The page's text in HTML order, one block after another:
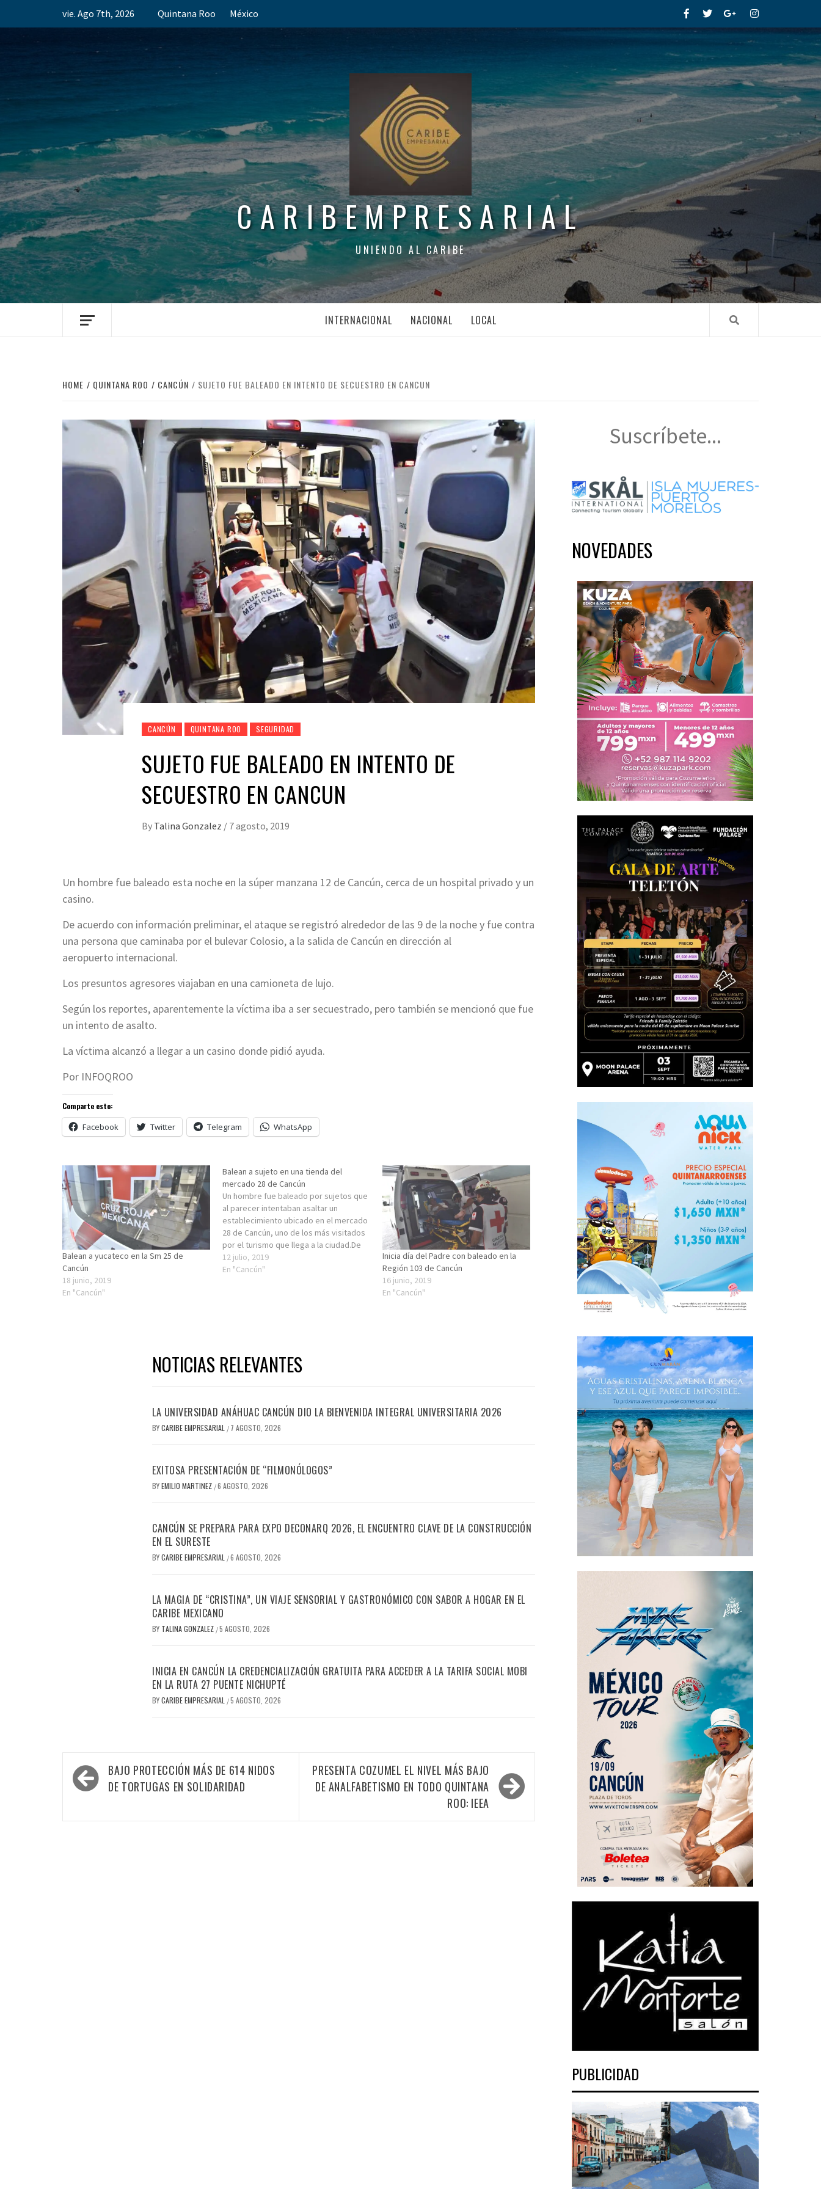
vie. Ago 7th, 2026 Quintana Roo México FacebookTwitterGoogle+Instagram
CARIBEMPRESARIAL
UNIENDO AL CARIBE
INTERNACIONAL NACIONAL LOCAL
HOME QUINTANA ROO CANCÚN SUJETO FUE BALEADO EN INTENTO DE SECUESTRO EN CANCUN
CANCÚN QUINTANA ROO SEGURIDAD
SUJETO FUE BALEADO EN INTENTO DE
SECUESTRO EN CANCUN
By Talina Gonzalez / 7 agosto, 2019
Un hombre fue baleado esta noche en la súper manzana 12 de Cancún, cerca de un hospital privado y un
casino.
De acuerdo con información preliminar, el ataque se registró alrededor de las 9 de la noche y fue contra
una persona que caminaba por el bulevar Colosio, a la salida de Cancún en dirección al
aeropuerto internacional.
Los presuntos agresores viajaban en una camioneta de lujo.
Según los reportes, aparentemente la víctima iba a ser secuestrado, pero también se mencionó que fue
un intento de asalto.
La víctima alcanzó a llegar a un casino donde pidió ayuda.
Por INFOQROO
Comparte esto:
Facebook Twitter Telegram WhatsApp
Balean a yucateco en la Sm 25 de
Cancún
18 junio, 2019
En "Cancún"
Balean a sujeto en una tienda del
mercado 28 de Cancún
Un hombre fue baleado por sujetos que
al parecer intentaban asaltar un
establecimiento ubicado en el mercado
28 de Cancún, uno de los más visitados
por el turismo que llega a la ciudad.De
acuerdo con información preliminar, el
incidente se registró en la avenida Xel-
12 julio, 2019
En "Cancún"
Inicia día del Padre con baleado en la
Región 103 de Cancún
16 junio, 2019
En "Cancún"
NOTICIAS RELEVANTES
LA UNIVERSIDAD ANÁHUAC CANCÚN DIO LA BIENVENIDA INTEGRAL UNIVERSITARIA 2026
BYCARIBE EMPRESARIAL / 7 AGOSTO, 2026
EXITOSA PRESENTACIÓN DE “FILMONÓLOGOS”
BYEMILIO MARTINEZ /6 AGOSTO, 2026
CANCÚN SE PREPARA PARA EXPO DECONARQ 2026, EL ENCUENTRO CLAVE DE LA CONSTRUCCIÓN
EN EL SURESTE
BYCARIBE EMPRESARIAL /6 AGOSTO, 2026
LA MAGIA DE “CRISTINA”, UN VIAJE SENSORIAL Y GASTRONÓMICO CON SABOR A HOGAR EN EL
CARIBE MEXICANO
BY TALINA GONZALEZ /5 AGOSTO, 2026
INICIA EN CANCÚN LA CREDENCIALIZACIÓN GRATUITA PARA ACCEDER A LA TARIFA SOCIAL MOBI
EN LA RUTA 27 PUENTE NICHUPTÉ
BYCARIBE EMPRESARIAL /5 AGOSTO, 2026
Navegación
de
BAJO PROTECCIÓN MÁS DE 614 NIDOS
DE TORTUGAS EN SOLIDARIDAD
PRESENTA COZUMEL EL NIVEL MÁS BAJO
DE ANALFABETISMO EN TODO QUINTANA
ROO: IEEA
Suscríbete...
NOVEDADES
PUBLICIDAD